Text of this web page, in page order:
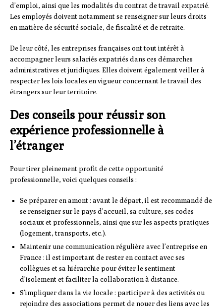
d’emploi, ainsi que les modalités du contrat de travail expatrié.
Les employés doivent notamment se renseigner sur leurs droits
en matière de sécurité sociale, de fiscalité et de retraite.
De leur côté, les entreprises françaises ont tout intérêt à
accompagner leurs salariés expatriés dans ces démarches
administratives et juridiques. Elles doivent également veiller à
respecter les lois locales en vigueur concernant le travail des
étrangers sur leur territoire.
Des conseils pour réussir son
expérience professionnelle à
l’étranger
Pour tirer pleinement profit de cette opportunité
professionnelle, voici quelques conseils :
Se préparer en amont : avant le départ, il est recommandé de
se renseigner sur le pays d’accueil, sa culture, ses codes
sociaux et professionnels, ainsi que sur les aspects pratiques
(logement, transports, etc.).
Maintenir une communication régulière avec l’entreprise en
France : il est important de rester en contact avec ses
collègues et sa hiérarchie pour éviter le sentiment
d’isolement et faciliter la collaboration à distance.
S’impliquer dans la vie locale : participer à des activités ou
rejoindre des associations permet de nouer des liens avec les